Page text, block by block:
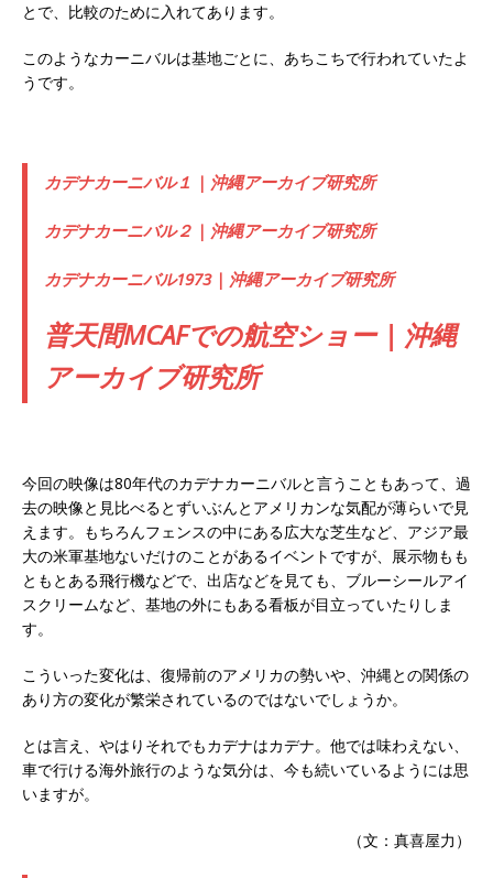
とで、比較のために入れてあります。
このようなカーニバルは基地ごとに、あちこちで行われていたよ
うです。
カデナカーニバル１ | 沖縄アーカイブ研究所
カデナカーニバル２ | 沖縄アーカイブ研究所
カデナカーニバル1973 | 沖縄アーカイブ研究所
普天間MCAFでの航空ショー | 沖縄
アーカイブ研究所
今回の映像は80年代のカデナカーニバルと言うこともあって、過
去の映像と見比べるとずいぶんとアメリカンな気配が薄らいで見
えます。もちろんフェンスの中にある広大な芝生など、アジア最
大の米軍基地ないだけのことがあるイベントですが、展示物もも
ともとある飛行機などで、出店などを見ても、ブルーシールアイ
スクリームなど、基地の外にもある看板が目立っていたりしま
す。
こういった変化は、復帰前のアメリカの勢いや、沖縄との関係の
あり方の変化が繁栄されているのではないでしょうか。
とは言え、やはりそれでもカデナはカデナ。他では味わえない、
車で行ける海外旅行のような気分は、今も続いているようには思
いますが。
（文：真喜屋力）